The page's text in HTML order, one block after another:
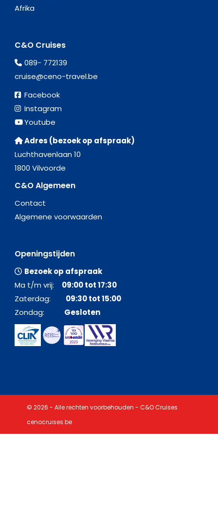
Afrika
C&O Cruises
089- 772139
cruise@ceno-travel.be
Facebook
Instagram
Youtube
Adres (bezoek op afspraak)
Luchthavenlaan 10
1800 Vilvoorde
C&O Algemeen
Contact
Algemene voorwaarden
Openingstijden
Bezoek op afspraak
Ma t/m vrij: 09:00 tot 17:30
Zaterdag: 09:30 tot 15:00
Zondag: Gesloten
© 2026 - Alle rechten voorbehouden - C&O Cruises
cenocruises.be